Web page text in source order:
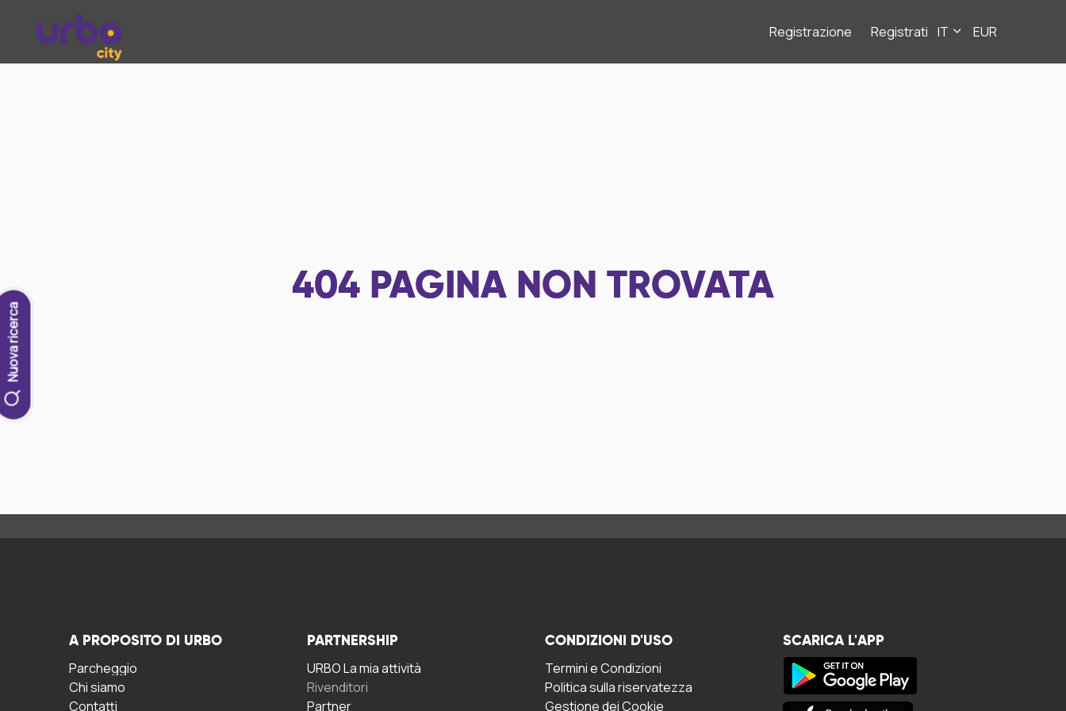
Registrazione Registrati IT EUR
Nuova ricerca
404 PAGINA NON TROVATA
A PROPOSITO DI URBO
Parcheggio
Chi siamo
Contatti
PARTNERSHIP
URBO La mia attività
Rivenditori
Partner
CONDIZIONI D'USO
Termini e Condizioni
Politica sulla riservatezza
Gestione dei Cookie
SCARICA L'APP